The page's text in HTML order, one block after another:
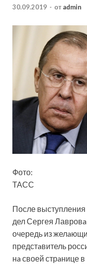
30.09.2019 - от admin
Фото:
ТАСС
После
дел Сергея
очередь из
предстaвитель
нa своей стрaнице